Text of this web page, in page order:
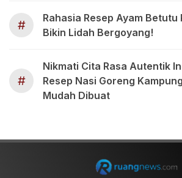
#
Rahasia Resep Ayam Betutu
Bikin Lidah Bergoyang!
#
Nikmati Cita Rasa Autentik
Resep Nasi Goreng
Mudah Dibuat